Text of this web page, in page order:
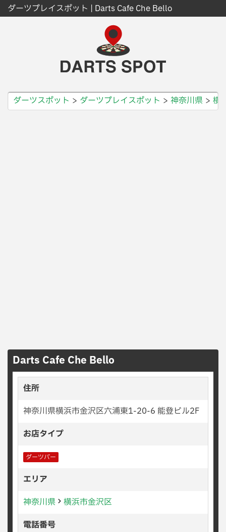
ダーツプレイスポット | Darts Cafe Che Bello
ダーツスポット ダーツプレイスポット 神奈川県 横
Darts Cafe Che Bello
住所
神奈川県横浜市金沢区六浦東1-20-6 能登ビル2F
お店タイプ
ダーツバー
エリア
神奈川県
横浜市金沢区
電話番号